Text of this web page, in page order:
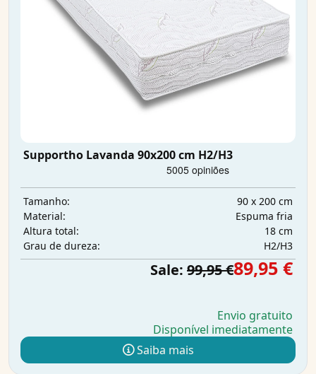
Supportho Lavanda 90x200 cm H2/H3
Tamanho:
90 x 200 cm
Material:
Espuma fria
Altura total:
18 cm
Grau de dureza:
H2/H3
Sale: 99,95 €89,95 €
Envio gratuito
Disponível imediatamente
Saiba mais